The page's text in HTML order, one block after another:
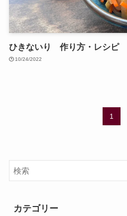
ひきないり 作り方・レシピ
10/24/2022
1
カテゴリー